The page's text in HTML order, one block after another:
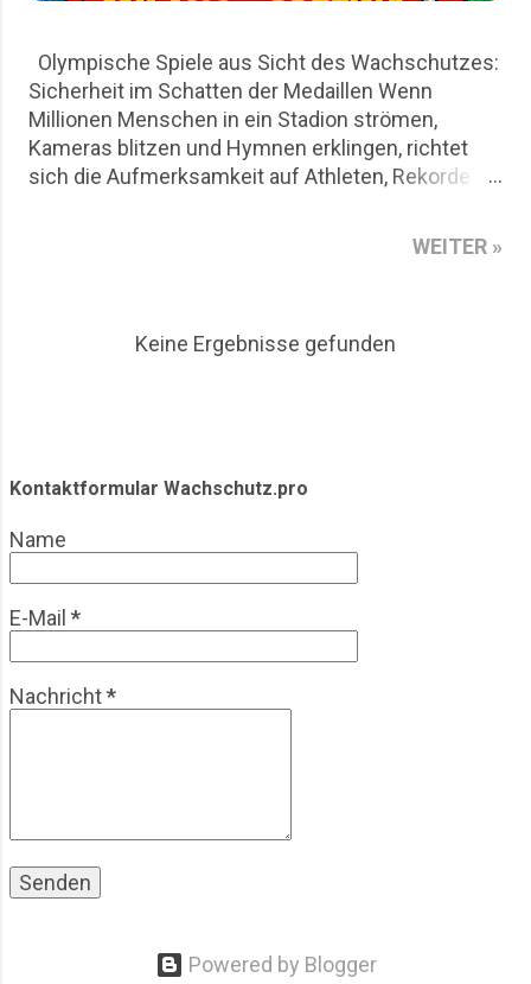
Olympische Spiele aus Sicht des Wachschutzes:
Sicherheit im Schatten der Medaillen Wenn
Millionen Menschen in ein Stadion strömen,
Kameras blitzen und Hymnen erklingen, richtet
sich die Aufmerksamkeit auf Athleten, Rekorde
beginnt die eigentliche Arbeit jedoch lange vor
dem ersten Startschuss. Die Olympischen Spiele
Großereignis, sondern auch ein logistisches
Herausforderungen und wirtschaftliche Aspekte.
Realität einer Branche, die meist im Hintergrund
Spiele aus Sicht des Wachschutzes
Großveranstaltungen waren schon immer
sicherheitsrelevant. Bereits b...
WEITER »
Keine Ergebnisse gefunden
Kontaktformular Wachschutz.pro
Name
E-Mail *
Nachricht*
Powered by Blogger